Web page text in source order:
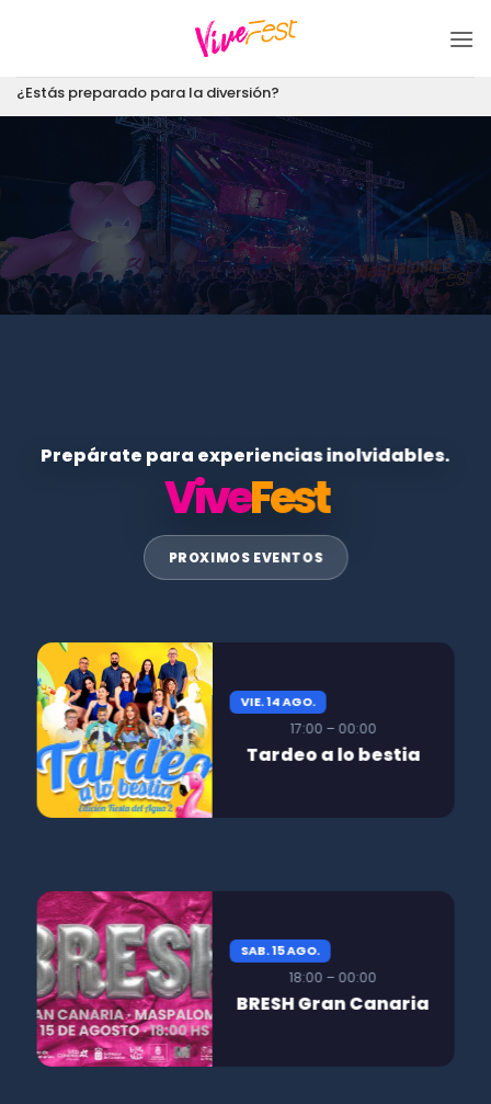
¿Estás preparado para la diversión?
Prepárate para experiencias inolvidables.
ViveFest
PROXIMOS EVENTOS
VIE. 14 AGO.
17:00 – 00:00
Tardeo a lo bestia
SAB. 15 AGO.
18:00 – 00:00
BRESH Gran Canaria